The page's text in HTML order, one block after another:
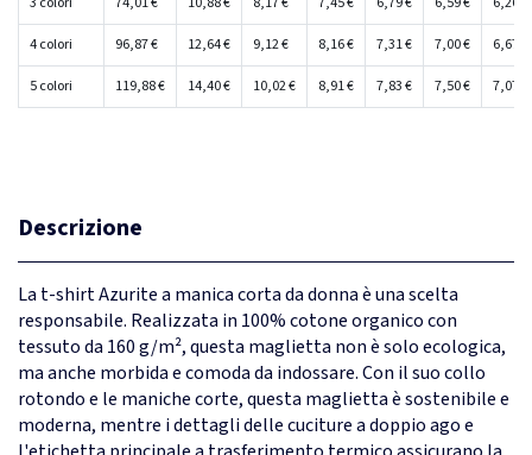
4 colori 96,87 € 12,64 € 9,12 € 8,16 € 7,31 € 7,00 € 6,67 €
5 colori 119,88 € 14,40 € 10,02 € 8,91 € 7,83 € 7,50 € 7,07 €
Descrizione
La t-shirt Azurite a manica corta da donna è una scelta
responsabile. Realizzata in 100% cotone organico con
tessuto da 160 g/m², questa maglietta non è solo ecologica,
ma anche morbida e comoda da indossare. Con il suo collo
rotondo e le maniche corte, questa maglietta è sostenibile e
moderna, mentre i dettagli delle cuciture a doppio ago e